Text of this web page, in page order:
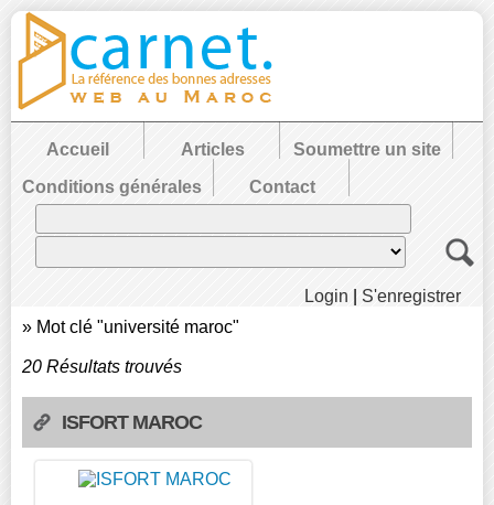
Accueil Articles
Soumettre un site
Conditions générales
Contact
Login
S'enregistrer
» Mot clé "université maroc"
20 Résultats trouvés
ISFORT MAROC